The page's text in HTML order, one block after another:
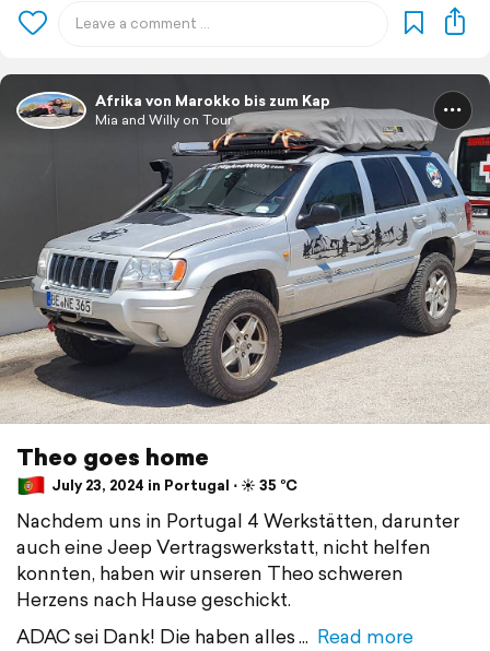
Afrika von Marokko bis zum Kap
Mia and Willy on Tour
Theo goes home
July 23, 2024 in Portugal ⋅ ☀️ 35 °C
Nachdem uns in Portugal 4 Werkstätten, darunter
auch eine Jeep Vertragswerkstatt, nicht helfen
konnten, haben wir unseren Theo schweren
Herzens nach Hause geschickt.
ADAC sei Dank! Die haben alles
Read more